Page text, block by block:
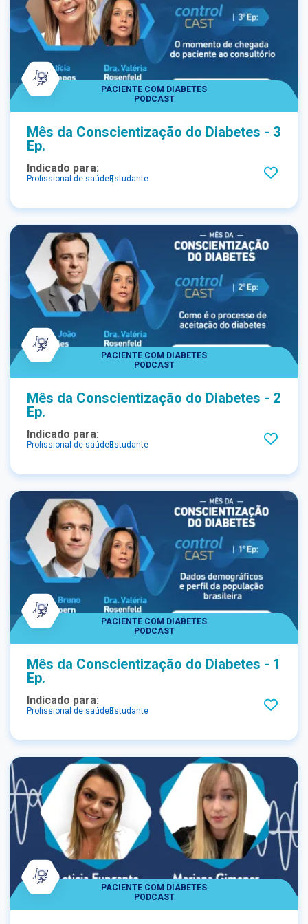
PACIENTE COM DIABETES
PODCAST
Mês da Conscientização do Diabetes - 3
Ep.
Indicado para:
Profissional de saúdeEstudante
PACIENTE COM DIABETES
PODCAST
Mês da Conscientização do Diabetes - 2
Ep.
Indicado para:
Profissional de saúdeEstudante
PACIENTE COM DIABETES
PODCAST
Mês da Conscientização do Diabetes - 1
Ep.
Indicado para:
Profissional de saúdeEstudante
PACIENTE COM DIABETES
PODCAST